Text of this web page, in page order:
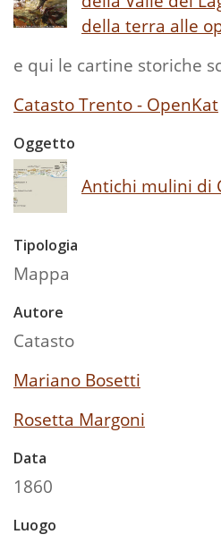
della terra alle
e qui le cartine storiche
Catasto Trento - OpenKat
Oggetto
Antichi mulini di
Tipologia
Mappa
Autore
Catasto
Mariano Bosetti
Rosetta Margoni
Data
1860
Luogo